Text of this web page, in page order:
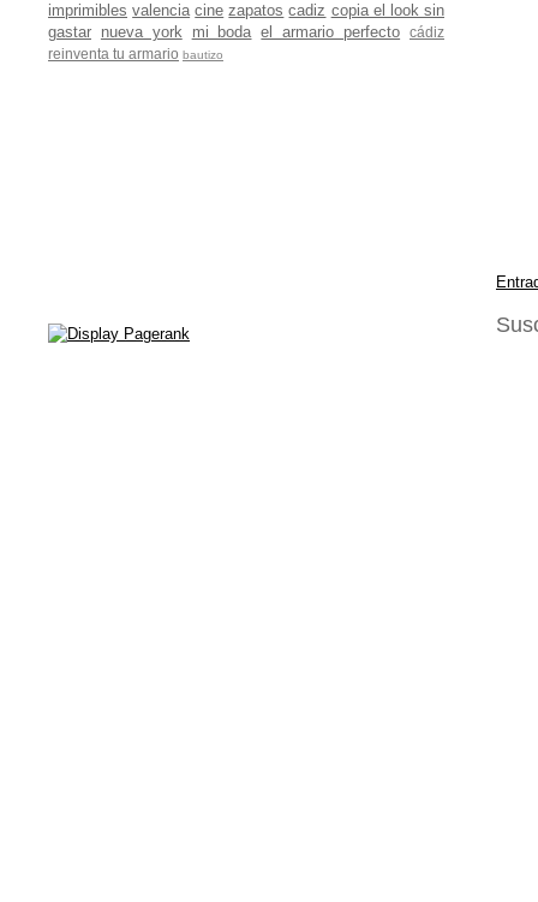
imprimibles valencia cine zapatos cadiz copia el look sin
gastar nueva york mi boda el armario perfecto
cádiz
reinventa tu armario bautizo